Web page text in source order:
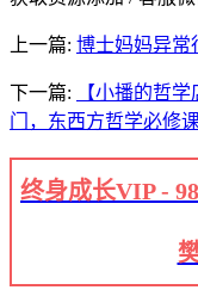
上一篇: 博士妈妈异常
下一篇:
【小播的哲
门，东西方哲学必修
终身成长VIP -